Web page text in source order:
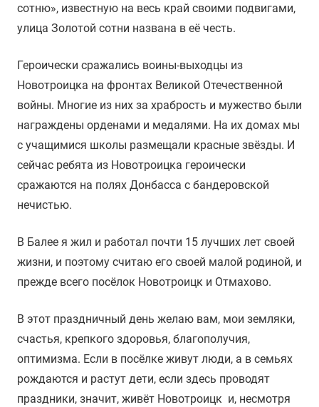
сотню», известную на весь край своими подвигами,
улица Золотой сотни названа в её честь.
Героически сражались воины-выходцы из
Новотроицка на фронтах Великой Отечественной
войны. Многие из них за храбрость и мужество были
награждены орденами и медалями. На их домах мы
с учащимися школы размещали красные звёзды. И
сейчас ребята из Новотроицка героически
сражаются на полях Донбасса с бандеровской
нечистью.
В Балее я жил и работал почти 15 лучших лет своей
жизни, и поэтому считаю его своей малой родиной, и
прежде всего посёлок Новотроицк и Отмахово.
В этот праздничный день желаю вам, мои земляки,
счастья, крепкого здоровья, благополучия,
оптимизма. Если в посёлке живут люди, а в семьях
рождаются и растут дети, если здесь проводят
праздники, значит, живёт Новотроицк и, несмотря